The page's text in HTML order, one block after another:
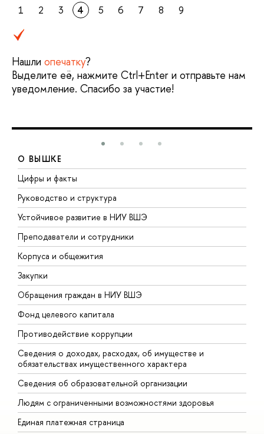
1 2 3 4 5 6 7 8 9
Нашли опечатку?
Выделите её, нажмите Ctrl+Enter и отправьте нам
уведомление. Спасибо за участие!
О ВЫШКЕ
Цифры и факты
Руководство и структура
Устойчивое развитие в НИУ ВШЭ
Преподаватели и сотрудники
Корпуса и общежития
Закупки
Обращения граждан в НИУ ВШЭ
Фонд целевого капитала
Противодействие коррупции
Сведения о доходах, расходах, об имуществе и
обязательствах имущественного характера
Сведения об образовательной организации
Людям с ограниченными возможностями здоровья
Единая платежная страница